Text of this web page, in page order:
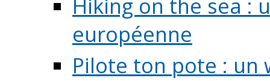
Hiking on the sea :
européenne
Pilote ton pote : un